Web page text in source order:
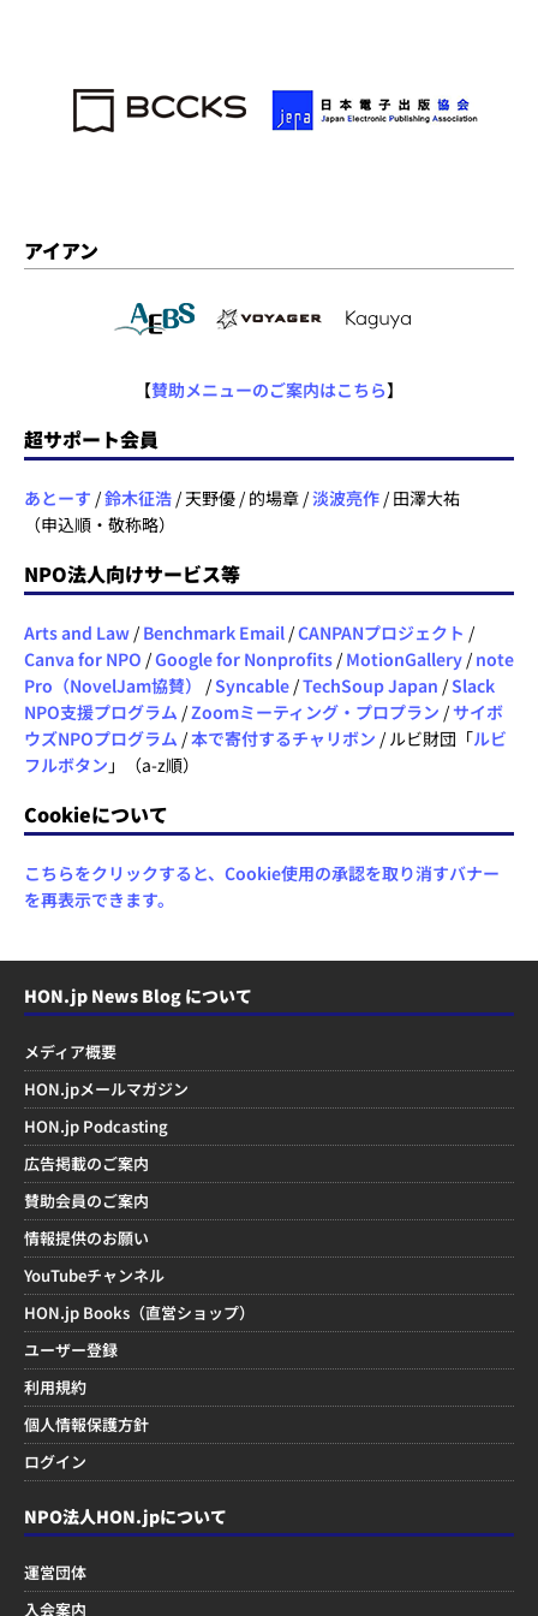
アイアン
【賛助メニューのご案内はこちら】
超サポート会員
あとーす /鈴木征浩 / 天野優 / 的場章 /淡波亮作 / 田澤大祐
（申込順・敬称略）
NPO法人向けサービス等
Arts and Law / Benchmark Email /CANPANプロジェクト /
Canva for NPO /Google for Nonprofits / MotionGallery / note
Pro（NovelJam協賛）
/Syncable /TechSoup Japan /Slack
NPO支援プログラム /Zoomミーティング・プロプラン /サイボ
ウズNPOプログラム /本で寄付するチャリボン / ルビ財団「ルビ
フルボタン 」（a-z順）
Cookieについて
こちらをクリックすると、Cookie使用の承認を取り消すバナー
を再表示できます。
HON.jp News Blog について
メディア概要
HON.jpメールマガジン
HON.jp Podcasting
広告掲載のご案内
賛助会員のご案内
情報提供のお願い
YouTubeチャンネル
HON.jp Books（直営ショップ）
ユーザー登録
利用規約
個人情報保護方針
ログイン
NPO法人HON.jpについて
運営団体
入会案内